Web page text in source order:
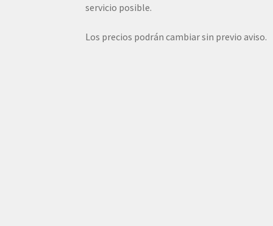
servicio posible.
Los precios podrán cambiar sin previo aviso.